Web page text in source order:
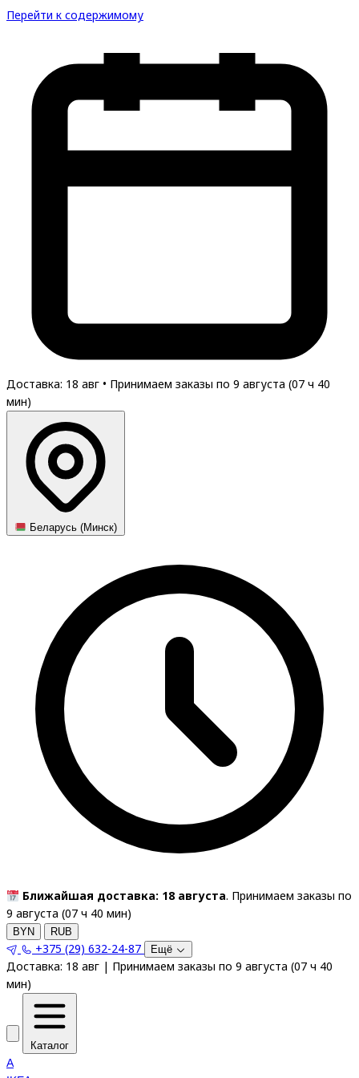
Перейти к содержимому
Доставка: 18 авг • Принимаем заказы по 9 августа (07 ч 40
мин)
Беларусь (Минск)
Ближайшая доставка: 18 августа. Принимаем заказы по
9 августа (07 ч 40 мин)
BYN RUB
+375 (29) 632-24-87 Ещё
Доставка: 18 авг | Принимаем заказы по 9 августа (07 ч 40
мин)
Каталог
A